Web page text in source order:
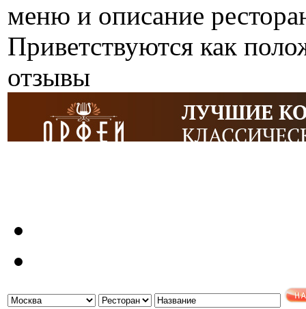
меню и описание
Приветствуются как
отзывы